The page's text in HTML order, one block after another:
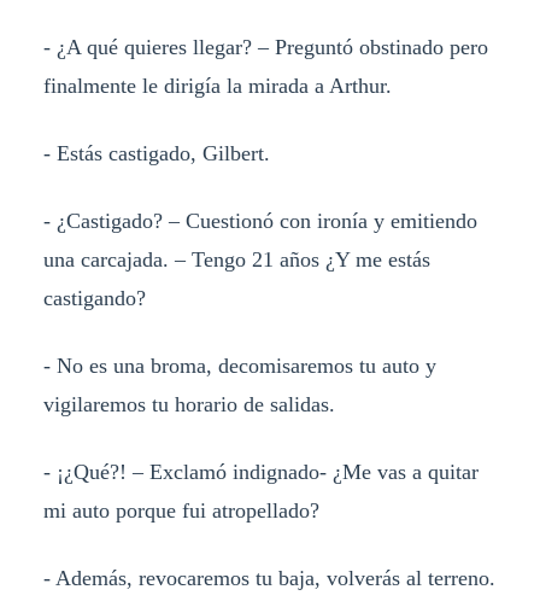
- ¿A qué quieres llegar? – Preguntó obstinado pero
finalmente le dirigía la mirada a Arthur.
- Estás castigado, Gilbert.
- ¿Castigado? – Cuestionó con ironía y emitiendo
una carcajada. – Tengo 21 años ¿Y me estás
castigando?
- No es una broma, decomisaremos tu auto y
vigilaremos tu horario de salidas.
- ¡¿Qué?! – Exclamó indignado- ¿Me vas a quitar
mi auto porque fui atropellado?
- Además, revocaremos tu baja, volverás al terreno.